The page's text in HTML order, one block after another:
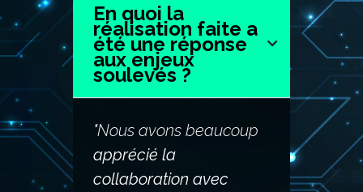
En quoi la
réalisation faite a
été une réponse
aux enjeux
soulevés ?
"Nous avons beaucoup
apprécié la
collaboration avec